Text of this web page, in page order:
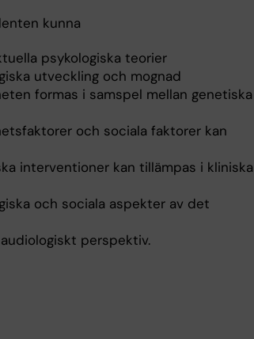
kunna
psykologiska teorier
utveckling och mognad
formas i samspel mellan genetiska
och sociala faktorer kan
interventioner kan tillämpas i kliniska
och sociala aspekter av det
perspektiv.